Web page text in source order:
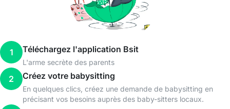
1 Téléchargez l'application Bsit
L'arme secrète des parents
2 Créez votre babysitting
En quelques clics, créez une demande de babysitting en
précisant vos besoins auprès des baby-sitters locaux.